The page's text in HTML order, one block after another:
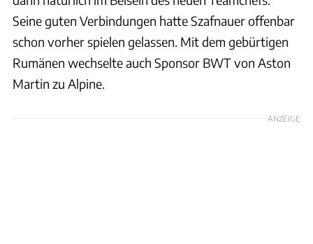
Seine guten Verbindungen hatte Szafnauer offenbar
schon vorher spielen gelassen. Mit dem gebürtigen
Rumänen wechselte auch Sponsor BWT von Aston
Martin zu Alpine.
ANZEIGE